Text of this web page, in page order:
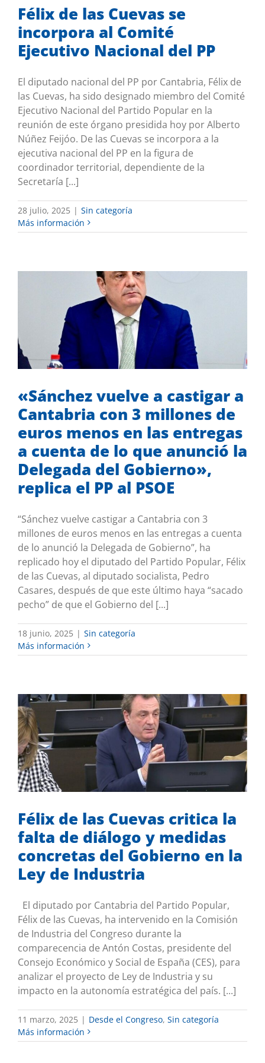
Félix de las Cuevas se
incorpora al Comité
Ejecutivo Nacional del PP
El diputado nacional del PP por Cantabria, Félix de
las Cuevas, ha sido designado miembro del Comité
Ejecutivo Nacional del Partido Popular en la
reunión de este órgano presidida hoy por Alberto
Núñez Feijóo. De las Cuevas se incorpora a la
ejecutiva nacional del PP en la figura de
coordinador territorial, dependiente de la
Secretaría [...]
28 julio, 2025 | Sin categoría
Más información
«Sánchez vuelve a castigar a Cantabria
con 3 millones de euros menos en las
entregas a cuenta de lo que anunció la
Delegada del Gobierno», replica el PP
al PSOE
Sin categoría
«Sánchez vuelve a castigar a
Cantabria con 3 millones de
euros menos en las entregas
a cuenta de lo que anunció la
Delegada del Gobierno»,
replica el PP al PSOE
“Sánchez vuelve castigar a Cantabria con 3
millones de euros menos en las entregas a cuenta
de lo anunció la Delegada de Gobierno”, ha
replicado hoy el diputado del Partido Popular, Félix
de las Cuevas, al diputado socialista, Pedro
Casares, después de que este último haya “sacado
pecho” de que el Gobierno del [...]
18 junio, 2025 | Sin categoría
Más información
Félix de las Cuevas critica la falta de
diálogo y medidas concretas del
Gobierno en la Ley de Industria
Desde el Congreso Sin categoría
Félix de las Cuevas critica la
falta de diálogo y medidas
concretas del Gobierno en la
Ley de Industria
El diputado por Cantabria del Partido Popular,
Félix de las Cuevas, ha intervenido en la Comisión
de Industria del Congreso durante la
comparecencia de Antón Costas, presidente del
Consejo Económico y Social de España (CES), para
analizar el proyecto de Ley de Industria y su
impacto en la autonomía estratégica del país. [...]
11 marzo, 2025 | Desde el Congreso, Sin categoría
Más información